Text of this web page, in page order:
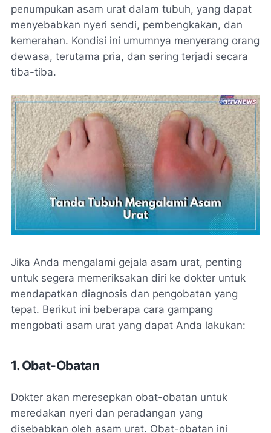
penumpukan asam urat dalam tubuh, yang dapat
menyebabkan nyeri sendi, pembengkakan, dan
kemerahan. Kondisi ini umumnya menyerang orang
dewasa, terutama pria, dan sering terjadi secara
tiba-tiba.
Jika Anda mengalami gejala asam urat, penting
untuk segera memeriksakan diri ke dokter untuk
mendapatkan diagnosis dan pengobatan yang
tepat. Berikut ini beberapa cara gampang
mengobati asam urat yang dapat Anda lakukan:
1. Obat-Obatan
Dokter akan meresepkan obat-obatan untuk
meredakan nyeri dan peradangan yang
disebabkan oleh asam urat. Obat-obatan ini